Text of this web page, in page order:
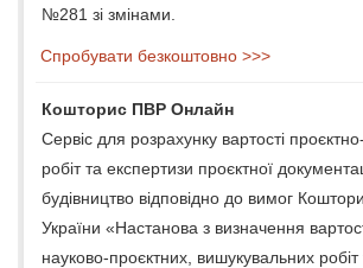
№281 зі змінами.
Спробувати безкоштовно >>>
Кошторис ПВР Онлайн
Сервіс для розрахунку вартості
робіт та експертизи проєктної
будівництво відповідно до вимог
України «Настанова з визначення
науково-проєктних, вишукувальних робіт